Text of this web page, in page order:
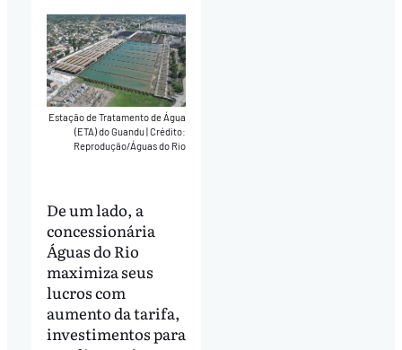
Estação de Tratamento de Água
(ETA) do Guandu Crédito:
Reprodução/Águas do Rio
De um lado, a
concessionária
Águas do Rio
maximiza seus
lucros com
aumento da tarifa,
investimentos para